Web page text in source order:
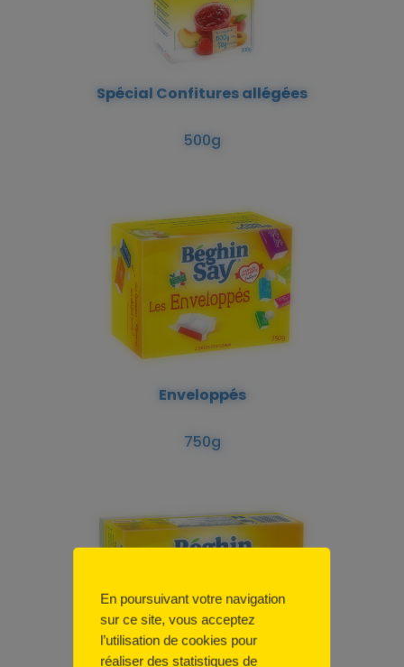
Spécial Confitures allégées
500g
Enveloppés
750g
En poursuivant votre navigation
sur ce site, vous acceptez
l’utilisation de cookies pour
réaliser des statistiques de